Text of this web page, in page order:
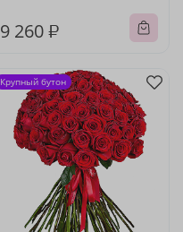
9 260 ₽
Крупный бутон